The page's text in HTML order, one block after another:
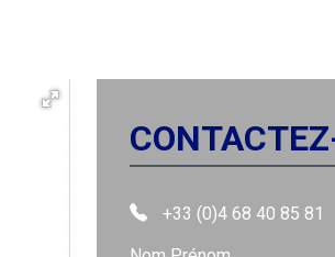
+33 (0)4 68 40 85 81